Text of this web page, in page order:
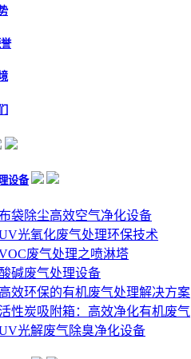
设备
袋除尘高效空气净化设备
光氧化废气处理环保技术
废气处理之喷淋塔
酸碱废气处理设备
高效环保的有机废气处理解决方案
性炭吸附箱：高效净化有机废气
光解废气除臭净化设备